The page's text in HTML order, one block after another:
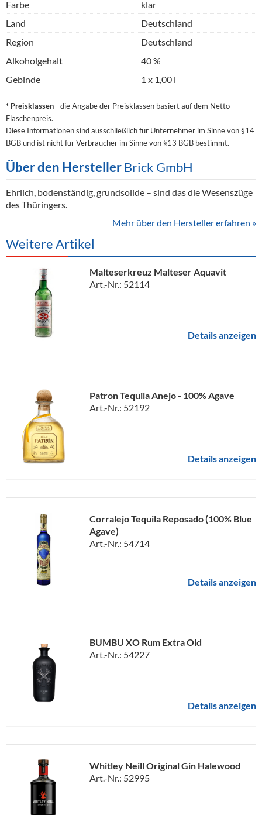
Farbe
klar
Land
Deutschland
Region
Deutschland
Alkoholgehalt
40 %
Gebinde
1 x 1,00 l
* Preisklassen- die Angabe der Preisklassen basiert auf dem Netto-
Flaschenpreis.
Diese Informationen sind ausschließlich für Unternehmer im Sinne von §14
BGB und ist nicht für Verbraucher im Sinne von §13 BGB bestimmt.
Über den Hersteller Brick GmbH
Ehrlich, bodenständig, grundsolide – sind das die Wesenszüge
des Thüringers.
Mehr über den Hersteller erfahren »
Weitere Artikel
Malteserkreuz Malteser Aquavit
Art.-Nr.: 52114
Details anzeigen
Patron Tequila Anejo - 100% Agave
Art.-Nr.: 52192
Details anzeigen
Corralejo Tequila Reposado (100% Blue
Agave)
Art.-Nr.: 54714
Details anzeigen
BUMBU XO Rum Extra Old
Art.-Nr.: 54227
Details anzeigen
Whitley Neill Original Gin Halewood
Art.-Nr.: 52995